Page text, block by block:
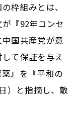
枠組みとは、
『92年コンセ
国共産党が意
て保証を与え
』を『平和の
）と指摘し、敵